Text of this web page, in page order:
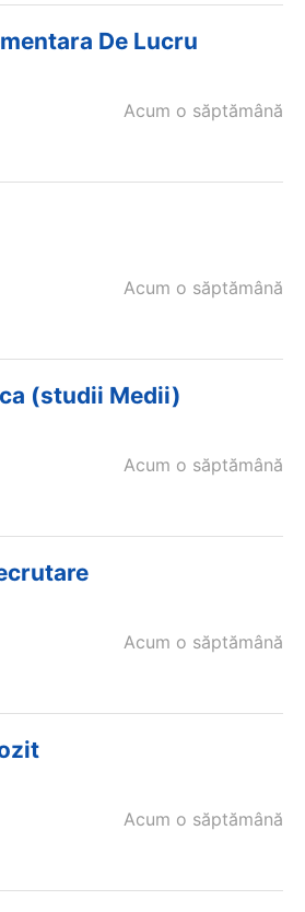
De Lucru
Acum o săptămână
Acum o săptămână
(studii Medii)
Acum o săptămână
Acum o săptămână
Acum o săptămână